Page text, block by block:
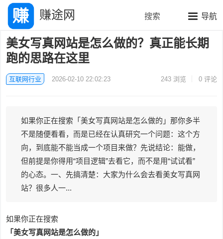
赚途网 导航
搜索
美女写真网站是怎么做的？真正能长期
跑的思路在这里
互联网行业 2026-02-10 22:02:23 243浏览 0 评论
如果你正在搜索「美女写真网站是怎么做的」那你多半
不是随便看看，而是已经在认真研究一个问题：这个方
向，到底能不能当成一个项目来做？先说结论：能做，
但前提是你得用“项目逻辑”去看它，而不是用“试试看”
的心态。一、先搞清楚：大家为什么会去看美女写真网
站？很多人一...
如果你正在搜索
「美女写真网站是怎么做的」